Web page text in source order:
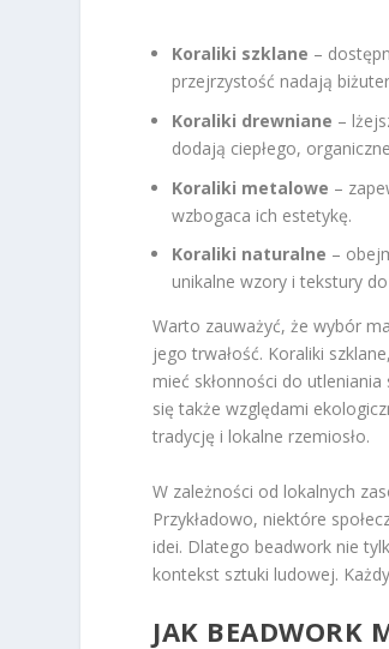
Koraliki szklane –
przejrzystość nadają
Koraliki drewniane –
dodają ciepłego,
Koraliki metalowe –
wzbogaca ich estetykę.
Koraliki naturalne –
unikalne wzory i tekstury
Warto zauważyć, że wybór
jego trwałość. Koraliki
mieć skłonności do
się także względami
tradycję i lokalne rzemiosło.
W zależności od lokalnych
Przykładowo, niektóre
idei. Dlatego beadwork nie
kontekst sztuki ludowej.
JAK BEADWORK